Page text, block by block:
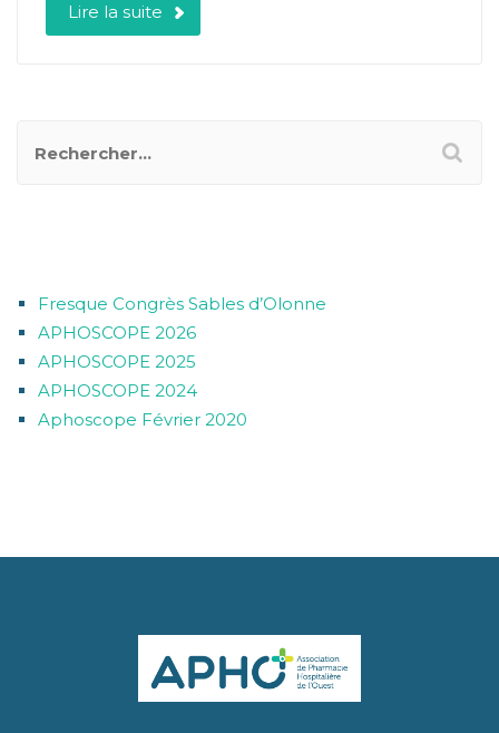
Lire la suite
Fresque Congrès Sables d’Olonne
APHOSCOPE 2026
APHOSCOPE 2025
APHOSCOPE 2024
Aphoscope Février 2020